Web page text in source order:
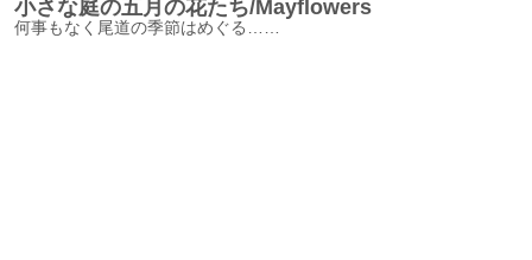
小さな庭の五月の花たち/Mayflowers
何事もなく尾道の季節はめぐる……